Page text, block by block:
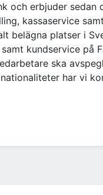
och erbjuder
kassaservice
belägna platser i
kundservice på
ska
har vi